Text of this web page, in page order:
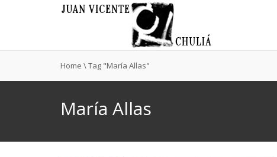
Home \Tag "María Allas"
María Allas